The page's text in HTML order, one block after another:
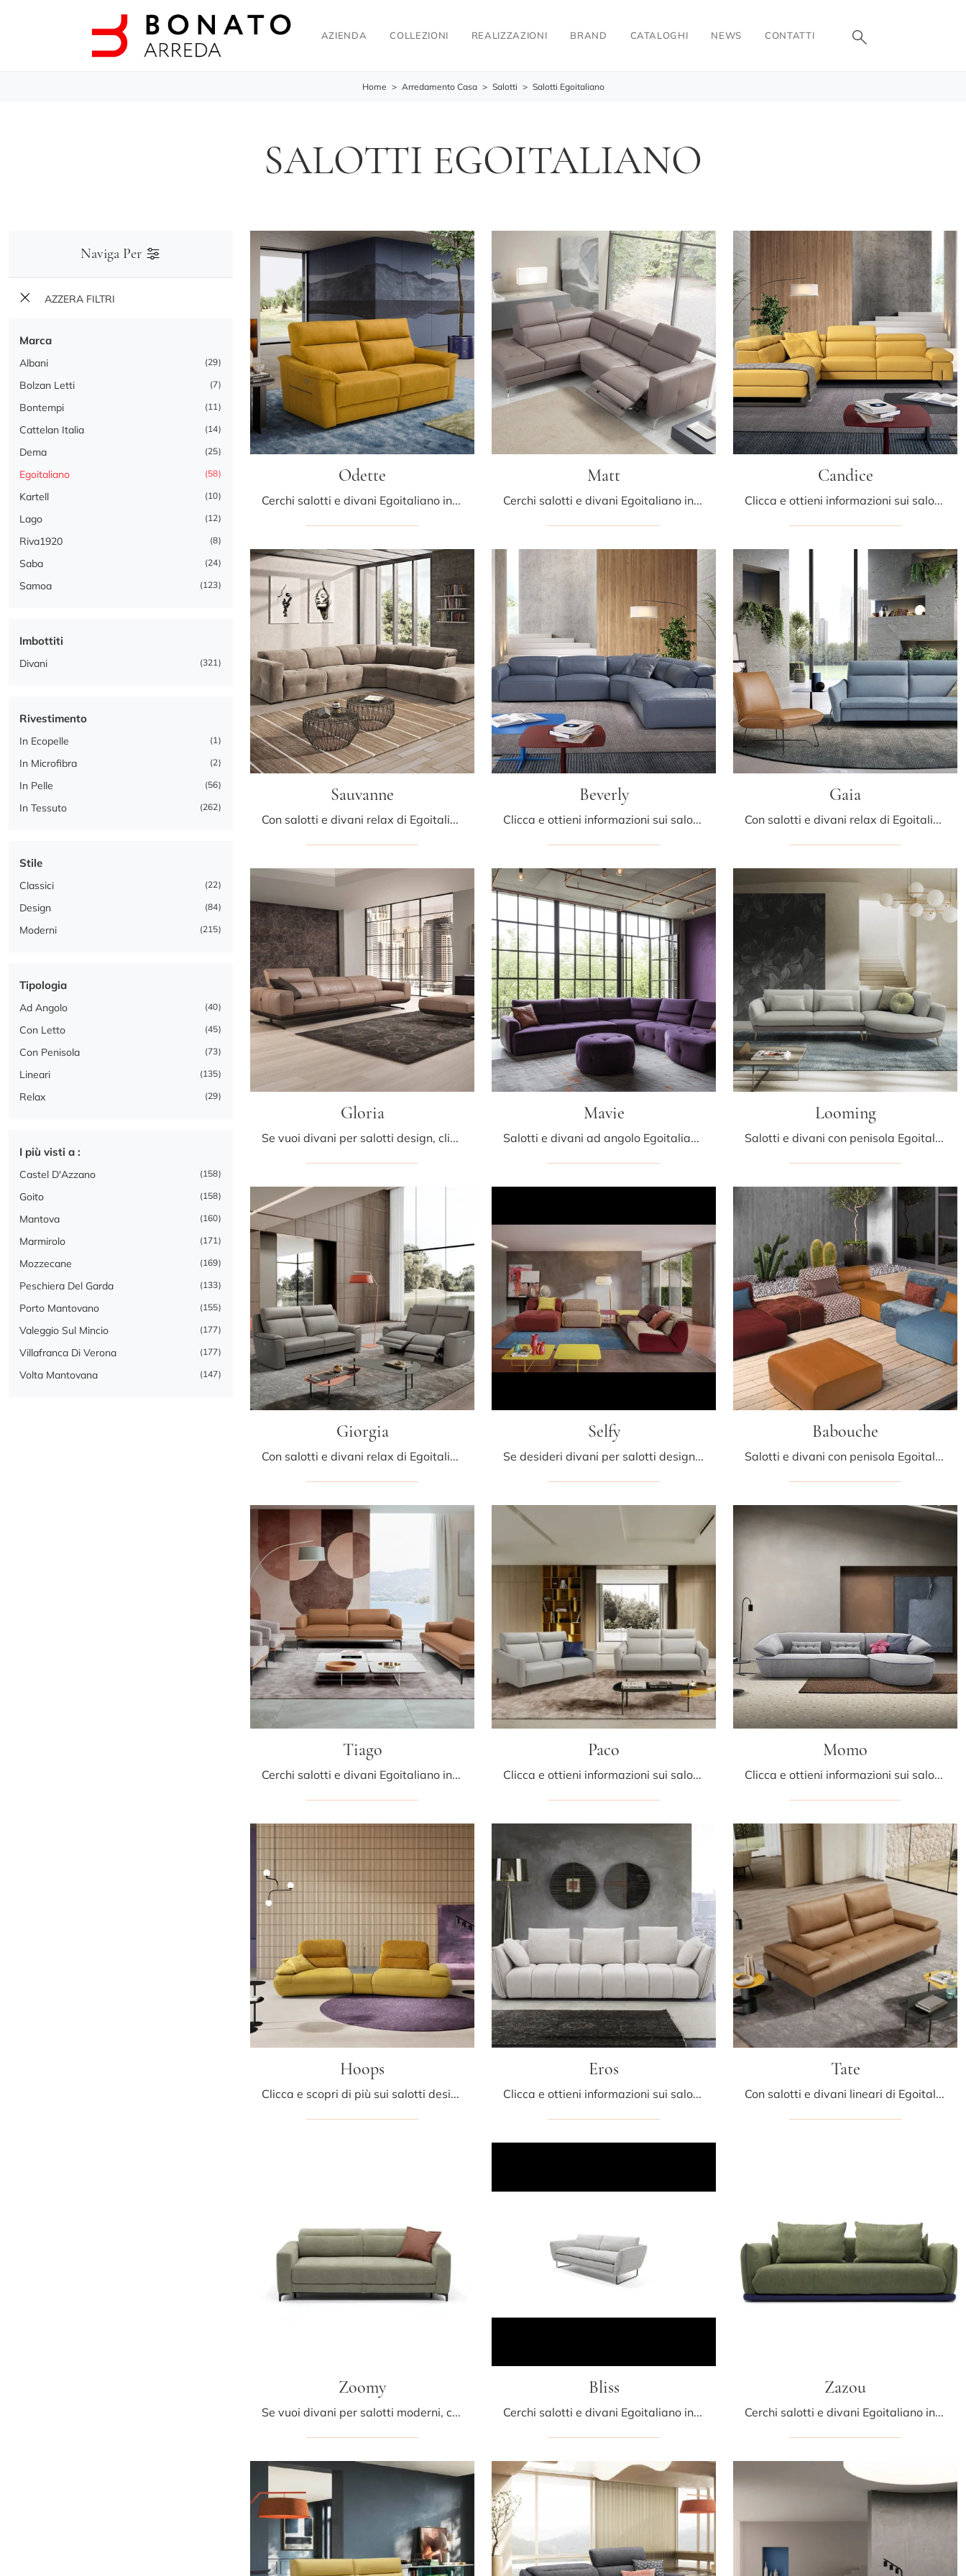
AZIENDA COLLEZIONI REALIZZAZIONI BRAND CATALOGHI NEWS CONTATTI
Home > Arredamento Casa > Salotti > Salotti Egoitaliano
SALOTTI EGOITALIANO
Naviga Per
AZZERA FILTRI
Marca
Albani 29
Bolzan Letti 7
Bontempi 11
Cattelan Italia 14
Dema 25
Egoitaliano 58
Kartell 10
Lago 12
Riva1920 8
Saba 24
Samoa 123
Imbottiti
Divani 321
Rivestimento
In Ecopelle 1
In Microfibra 2
In Pelle 56
In Tessuto 262
Stile
Classici 22
Design 84
Moderni 215
Tipologia
Ad Angolo 40
Con Letto 45
Con Penisola 73
Lineari 135
Relax 29
I più visti a :
Castel D'Azzano 158
Goito 158
Mantova 160
Marmirolo 171
Mozzecane 169
Peschiera Del Garda 133
Porto Mantovano 155
Valeggio Sul Mincio 177
Villafranca Di Verona 177
Volta Mantovana 147
Odette
Cerchi salotti e divani Egoitaliano in pelle? Clicca e ottieni informazioni sul modello Odette per spazi moderni.
Matt
Cerchi salotti e divani Egoitaliano in pelle? Clicca e ottieni informazioni sul modello Matt per spazi moderni.
Candice
Clicca e ottieni informazioni sui salotti moderni di Egoitaliano! Molteplici modelli di divani, come Candice, ti attendono.
Sauvanne
Con salotti e divani relax di Egoitaliano come il modello Sauvanne in pelle, potrai ultimare il tuo progetto d'arredo.
Beverly
Clicca e ottieni informazioni sui salotti moderni di Egoitaliano! Differenti modelli di divani, come Beverly, ti attendono.
Gaia
Con salotti e divani relax di Egoitaliano come il modello Gaia in pelle, potrai completare il tuo concept d'arredo.
Gloria
Se vuoi divani per salotti design, clicca e leggi di più sul modello Gloria in pelle del brand Egoitaliano.
Mavie
Salotti e divani ad angolo Egoitaliano: ti presentiamo il modello Mavie in tessuto per arricchire la zona giorno.
Looming
Salotti e divani con penisola Egoitaliano: ecco a te il modello Looming in tessuto per completare il living.
Giorgia
Con salotti e divani relax di Egoitaliano come il modello Giorgia in pelle, potrai ultimare il tuo concept d'arredo.
Selfy
Se desideri divani per salotti design, clicca e leggi di più sul modello Selfy in tessuto del brand Egoitaliano.
Babouche
Salotti e divani con penisola Egoitaliano: ti presentiamo il modello Babouche in tessuto per impreziosire il soggiorno.
Tiago
Cerchi salotti e divani Egoitaliano in pelle? Clicca e scopri di più sul modello Tiago per spazi moderni.
Paco
Clicca e ottieni informazioni sui salotti moderni di Egoitaliano! Vari modelli di divani, come Paco, ti attendono.
Momo
Clicca e ottieni informazioni sui salotti moderni di Egoitaliano! Differenti modelli di divani, come Momo, ti aspettano.
Hoops
Clicca e scopri di più sui salotti design di Egoitaliano! Vari modelli di divani, come Hoops, ti attendono.
Eros
Clicca e ottieni informazioni sui salotti moderni di Egoitaliano! Diversi modelli di divani, come Eros, ti aspettano.
Tate
Con salotti e divani lineari di Egoitaliano come il modello Tate in pelle, potrai completare il tuo concept d'arredo.
Zoomy
Se vuoi divani per salotti moderni, clicca e leggi di più sul modello Zoomy in tessuto del brand Egoitaliano.
Bliss
Cerchi salotti e divani Egoitaliano in tessuto? Clicca e ottieni informazioni sul modello Bliss per spazi moderni.
Zazou
Cerchi salotti e divani Egoitaliano in tessuto? Clicca e scopri di più sul modello Zazou per spazi moderni.